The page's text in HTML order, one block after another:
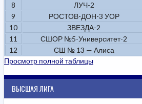
8
ЛУЧ-2
9
РОСТОВ-ДОН-3 УОР
10
ЗВЕЗДА-2
11
СШОР №5-Университет-2
12
СШ № 13 — Алиса
Просмотр полной таблицы
ВЫСШАЯ ЛИГА